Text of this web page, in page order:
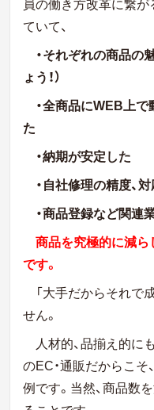
ていて、
・それぞれの商品の
ょう！）
・全商品にWEB上
た
・納期が安定した
・自社修理の精度、
・商品登録など関連
商品を究極的に減ら
です。
「大手だからそれで
せん。
人材的、品揃え的に
のEC・通販だからこ
例です。当然、商品数